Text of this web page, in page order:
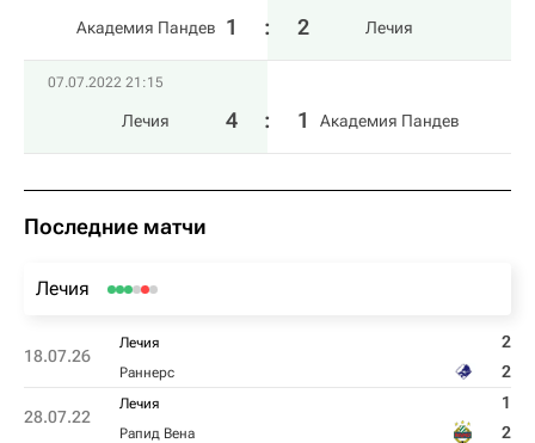
Академия Пандев 1 : 2 Лечия
07.07.2022 21:15
Лечия 4 : 1 Академия Пандев
Последние матчи
Лечия
18.07.26
Лечия 2
Раннерс 2
28.07.22
Лечия 1
Рапид Вена 2